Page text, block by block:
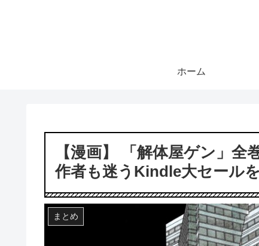
ホーム
【漫画】 「解体屋ゲン」
作者も迷うKindle大セール
まとめ